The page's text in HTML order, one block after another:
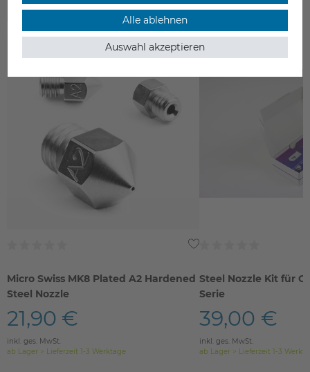
ZUBEHÖR
Micro Swiss MK8 Plated A2 Hardened
Steel Nozzle
21,90 €
inkl. ges. MwSt.
ab Lager > Lieferzeit 1-3 Werktage
Steel Nozzle Kit für
Serie
39,00 €
inkl. ges. MwSt.
ab Lager > Lieferzeit 1-3
Alle ablehnen
Auswahl akzeptieren